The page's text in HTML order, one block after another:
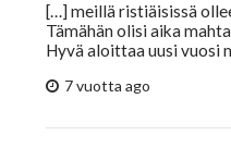
[…] meillä ristiäisissä
Tämähän olisi aika
Hyvä aloittaa uusi vuosi
7 vuotta ago